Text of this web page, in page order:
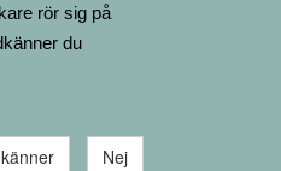
rör sig på
du
Nej